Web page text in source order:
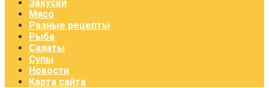
Закуски
Мясо
Разные рецепты
Рыба
Салаты
Супы
Новости
Карта сайта